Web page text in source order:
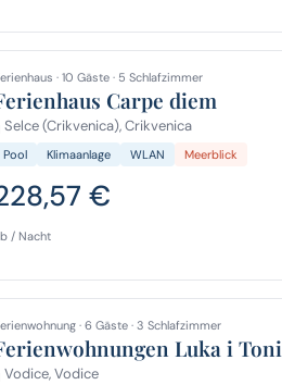
· 10 Gäste · 5 Schlafzimmer
Carpe diem
Selce (Crikvenica), Crikvenica
Pool Klimaanlage WLAN Meerblick
€
/ Nacht
· 6 Gäste · 3 Schlafzimmer
Luka i Toni
Vodice, Vodice